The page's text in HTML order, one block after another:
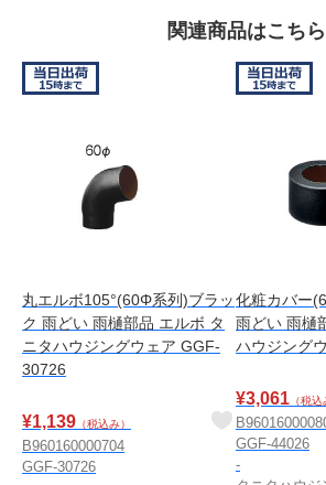
関連商品はこちら
丸エルボ105°(60Φ系列)ブラッ
ク 雨どい 雨樋部品 エルボ タ
ニタハウジングウェア GGF-
30726
¥1,139 （税込み）
B960160000704
GGF-30726
化粧カバー
雨どい 雨樋
ハウジング
¥3,061 （税込
GGF-44026
-